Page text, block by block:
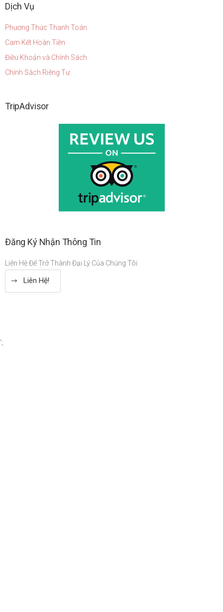
Dịch Vụ
Phương Thức Thanh Toán
Cam Kết Hoàn Tiền
Điều Khoản và Chính Sách
Chính Sách Riêng Tư
TripAdvisor
Đăng Ký Nhận Thông Tin
Liên Hệ Để Trở Thành Đại Lý Của Chúng Tôi
Liên Hệ!
';